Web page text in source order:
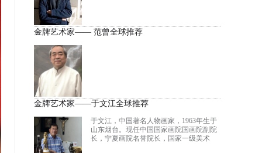
中国美术馆党委副书记。2014年任中央美
金牌艺术家—— 范曾全球推荐
金牌艺术家——于文江全球推荐
于文江，中国著名人物画家，1963年生于
山东烟台。现任中国国家画院国画院副院
长，宁夏画院名誉院长，国家一级美术